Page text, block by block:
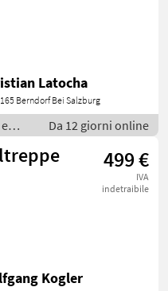
Latocha
Berndorf Bei Salzburg
/
Da 12 giorni online
499 €
IVA
indetraibile
Kogler